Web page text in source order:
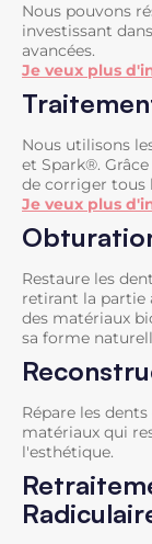
Nous pouvons
investissant
avancées.
Je veux plus
Nous utilisons
et Spark®.
de corriger tous
Je veux plus
Restaure les
retirant la partie
des matériaux
sa forme
Répare les
matériaux qui
l'esthétique.